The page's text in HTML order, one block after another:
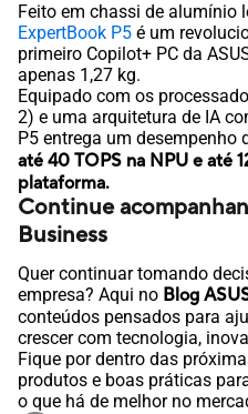
Feito em chassi de alumínio
ExpertBook P5 é um
primeiro Copilot+ PC da
apenas 1,27 kg.
Equipado com os
2) e uma arquitetura de IA
P5 entrega um desempenho
até 40 TOPS na NPU e até
plataforma.
Continue
Business
Quer continuar tomando
empresa? Aqui no Blog
conteúdos pensados para
crescer com tecnologia,
Fique por dentro das
produtos e boas práticas
o que há de melhor no